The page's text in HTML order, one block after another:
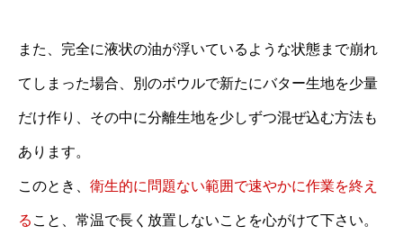
また、完全に液状の油が浮いているような状態まで崩れ
てしまった場合、別のボウルで新たにバター生地を少量
だけ作り、その中に分離生地を少しずつ混ぜ込む方法も
あります。
このとき、 衛生的に問題ない範囲で速やかに作業を終え
る こと、常温で長く放置しないことを心がけて下さい。